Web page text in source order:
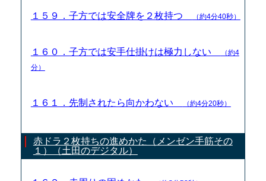
１５９．子方では安全牌を２枚持つ （約4分40秒）
１６０．子方では安手仕掛けは極力しない
（約4
分）
１６１．先制されたら向かわない （約4分20秒）
赤ドラ２枚持ちの進めかた（メンゼン手筋その
１）（土田のデジタル）